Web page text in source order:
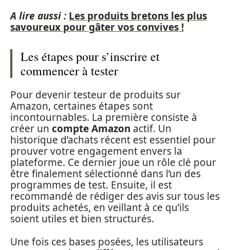
A lire aussi : Les produits bretons les plus
savoureux pour gâter vos convives !
Les étapes pour s’inscrire et
commencer à tester
Pour devenir testeur de produits sur
Amazon, certaines étapes sont
incontournables. La première consiste à
créer un compte Amazon actif. Un
historique d’achats récent est essentiel pour
prouver votre engagement envers la
plateforme. Ce dernier joue un rôle clé pour
être finalement sélectionné dans l’un des
programmes de test. Ensuite, il est
recommandé de rédiger des avis sur tous les
produits achetés, en veillant à ce qu’ils
soient utiles et bien structurés.
Une fois ces bases posées, les utilisateurs